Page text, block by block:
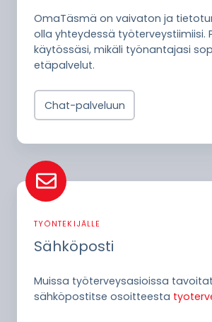
OmaTäsmä on vaivaton ja
olla yhteydessä työterveystiimiisi.
käytössäsi, mikäli työnantajasi
etäpalvelut.
Chat-palveluun
Sähköposti
TYÖNTEKIJÄLLE
Sähköposti
Muissa työterveysasioissa
sähköpostitse osoitteesta